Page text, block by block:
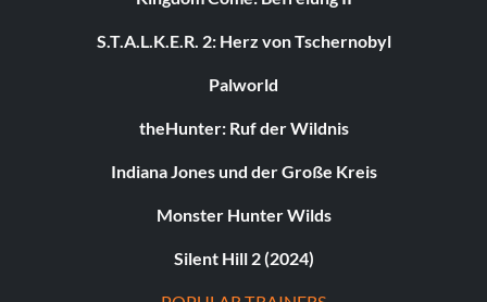
S.T.A.L.K.E.R. 2: Herz von Tschernobyl
Palworld
theHunter: Ruf der Wildnis
Indiana Jones und der Große Kreis
Monster Hunter Wilds
Silent Hill 2 (2024)